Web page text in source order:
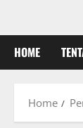
HOME
Home